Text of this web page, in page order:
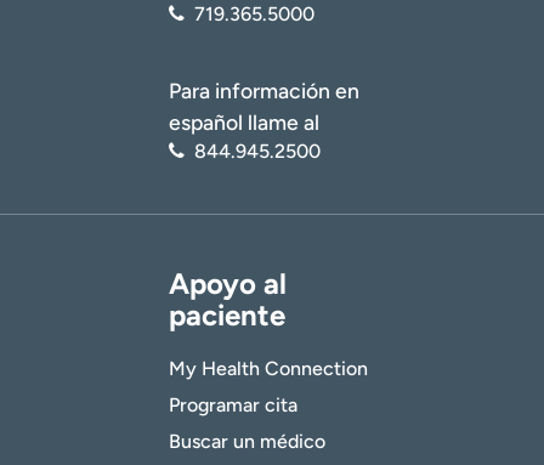
719.365.5000
Para información en
español llame al
844.945.2500
Apoyo al
paciente
My Health Connection
Programar cita
Buscar un médico